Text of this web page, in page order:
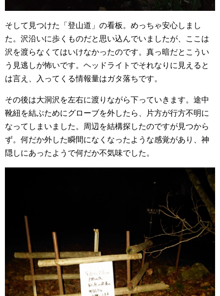
そして見つけた「登山道」の看板。めっちゃ安心しまし
た。沢沿いに歩くものだと思い込んでいましたが、ここは
沢を渡らなくてはいけなかったのです。真っ暗だとこうい
う見逃しが怖いです。ヘッドライトでそれなりに見えると
は言え、入ってくる情報量はガタ落ちです。
その後は大洞沢を左右に渡りながら下っていきます。途中
靴紐を結ぶためにグローブを外したら、片方が行方不明に
なってしまいました。周辺を結構探したのですが見つから
ず。何だか外した瞬間になくなったような感覚があり、神
隠しにあったようで何だか不気味でした。